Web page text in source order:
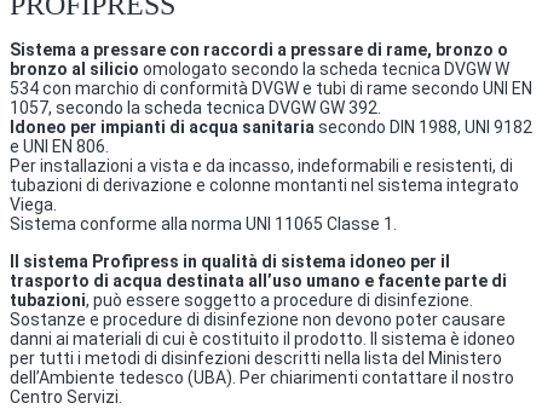
Sistema a pressare con raccordi a pressare di rame, bronzo o
bronzo al silicio omologato secondo la scheda tecnica DVGW W
534 con marchio di conformità DVGW e tubi di rame secondo UNI EN
1057, secondo la scheda tecnica DVGW GW 392.
Idoneo per impianti di acqua sanitariasecondo DIN 1988, UNI 9182
e UNI EN 806.
Per installazioni a vista e da incasso, indeformabili e resistenti, di
tubazioni di derivazione e colonne montanti nel sistema integrato
Viega.
Sistema conforme alla norma UNI 11065 Classe 1.
Il sistema Profipress in qualità di sistema idoneo per il
trasporto di acqua destinata all’uso umano e facente parte di
tubazioni, può essere soggetto a procedure di disinfezione.
Sostanze e procedure di disinfezione non devono poter causare
danni ai materiali di cui è costituito il prodotto. Il sistema è idoneo
per tutti i metodi di disinfezioni descritti nella lista del Ministero
dell’Ambiente tedesco (UBA). Per chiarimenti contattare il nostro
Centro Servizi.